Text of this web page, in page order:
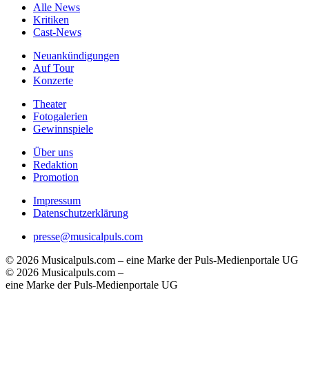
Alle News
Kritiken
Cast-News
Neuankündigungen
Auf Tour
Konzerte
Theater
Fotogalerien
Gewinnspiele
Über uns
Redaktion
Promotion
Impressum
Datenschutzerklärung
presse@musicalpuls.com
© 2026 Musicalpuls.com – eine Marke der Puls-Medienportale UG
© 2026 Musicalpuls.com –
eine Marke der Puls-Medienportale UG